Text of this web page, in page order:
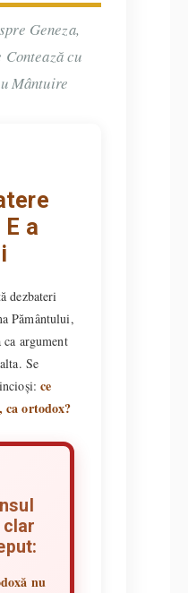
Geneza,
cu
Mântuire
a
dezbateri
Pământului,
argument
Se
ce
ca ortodox?
clar
nu